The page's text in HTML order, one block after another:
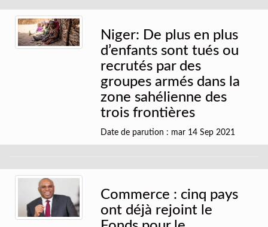
Niger: De plus en plus
d’enfants sont tués ou
recrutés par des
groupes armés dans la
zone sahélienne des
trois frontières
Date de parution : mar 14 Sep 2021
Commerce : cinq pays
ont déjà rejoint le